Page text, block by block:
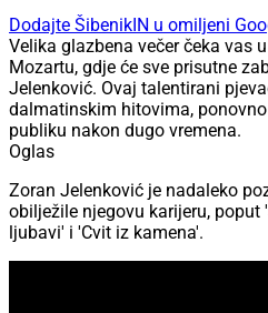
Dodajte ŠibenikIN u omiljeni
Velika glazbena večer čeka vas
Mozartu, gdje će sve prisutne
Jelenković. Ovaj talentirani
dalmatinskim hitovima,
publiku nakon dugo vremena.
Oglas
Zoran Jelenković je nadaleko
obilježile njegovu karijeru, poput
ljubavi' i 'Cvit iz kamena'.